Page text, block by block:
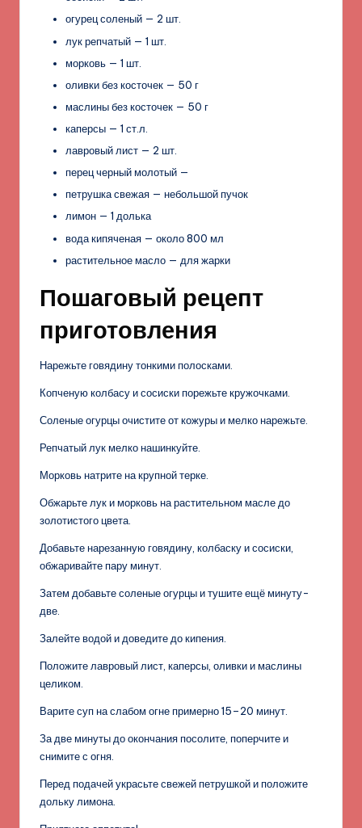
огурец соленый — 2 шт.
лук репчатый — 1 шт.
морковь — 1 шт.
оливки без косточек — 50 г
маслины без косточек — 50 г
каперсы — 1 ст.л.
лавровый лист — 2 шт.
перец черный молотый —
петрушка свежая — небольшой пучок
лимон — 1 долька
вода кипяченая — около 800 мл
растительное масло — для жарки
Пошаговый рецепт
приготовления
Нарежьте говядину тонкими полосками.
Копченую колбасу и сосиски порежьте кружочками.
Соленые огурцы очистите от кожуры и мелко нарежьте.
Репчатый лук мелко нашинкуйте.
Морковь натрите на крупной терке.
Обжарьте лук и морковь на растительном масле до
золотистого цвета.
Добавьте нарезанную говядину, колбаску и сосиски,
обжаривайте пару минут.
Затем добавьте соленые огурцы и тушите ещё минуту-
две.
Залейте водой и доведите до кипения.
Положите лавровый лист, каперсы, оливки и маслины
целиком.
Варите суп на слабом огне примерно 15–20 минут.
За две минуты до окончания посолите, поперчите и
снимите с огня.
Перед подачей украсьте свежей петрушкой и положите
дольку лимона.